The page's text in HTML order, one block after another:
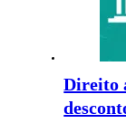
Direito